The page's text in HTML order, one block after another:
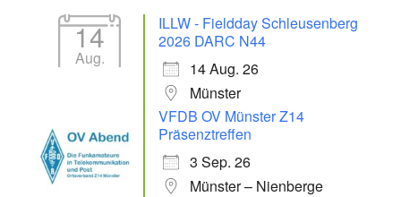
14
Aug.
ILLW - Fieldday Schleusenberg
2026 DARC N44
14 Aug. 26
Münster
VFDB OV Münster Z14
Präsenztreffen
3 Sep. 26
Münster – Nienberge